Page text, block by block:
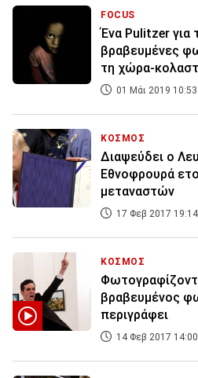
FOCUS
Ένα Pulitzer για
βραβευμένες
τη χώρα-
01 Μάι 2019 10:53
ΚΟΣΜΟΣ
Διαψεύδει ο
Εθνοφρουρά
μεταναστών
17 Φεβ 2017 19:14
ΚΟΣΜΟΣ
βραβευμένος
περιγράφει
14 Φεβ 2017 14:00